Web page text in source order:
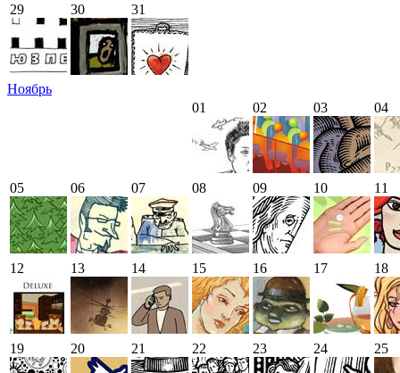
29 30 31
Ноябрь
01
02 03 04
05 06 07 08 09 10 11
12 13 14 15 16 17 18
19 20 21 22 23 24 25